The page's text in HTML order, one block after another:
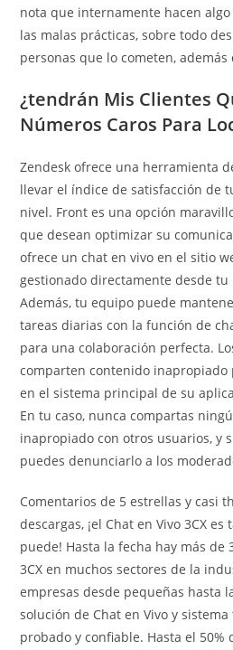
nota que internamente hacen
las malas prácticas, sobre todo
personas que lo cometen,
¿tendrán Mis Clientes
Números Caros Para
Zendesk ofrece una herramienta
llevar el índice de satisfacción de
nivel. Front es una opción
que desean optimizar su
ofrece un chat en vivo en el sitio
gestionado directamente desde
Además, tu equipo puede
tareas diarias con la función de
para una colaboración perfecta.
comparten contenido inapropiado
en el sistema principal de su
En tu caso, nunca compartas
inapropiado con otros usuarios, y
puedes denunciarlo a los
Comentarios de 5 estrellas y casi
descargas, ¡el Chat en Vivo 3CX
puede! Hasta la fecha hay más de
3CX en muchos sectores de la
empresas desde pequeñas hasta
solución de Chat en Vivo y
probado y confiable. Hasta el 50%